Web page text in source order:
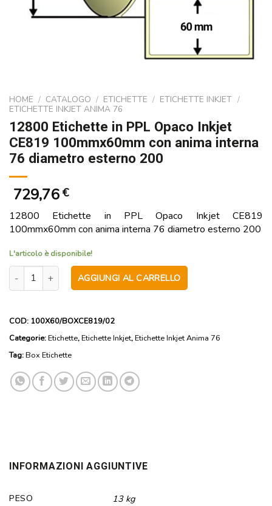
HOME / CATALOGO / ETICHETTE / ETICHETTE INKJET /
ETICHETTE INKJET ANIMA 76
12800 Etichette in PPL Opaco Inkjet
CE819 100mmx60mm con anima interna
76 diametro esterno 200
729,76€
12800 Etichette in PPL Opaco Inkjet CE819
100mmx60mm con anima interna 76 diametro esterno 200
L'articolo è disponibile!
12800 Etichette in PPL Opaco Inkjet CE819 100mmx60mm con
AGGIUNGI AL CARRELLO
COD: 100X60/BOXCE819/02
Categorie:Etichette,Etichette Inkjet,Etichette Inkjet Anima 76
Tag:Box Etichette
INFORMAZIONI AGGIUNTIVE
PESO
13 kg